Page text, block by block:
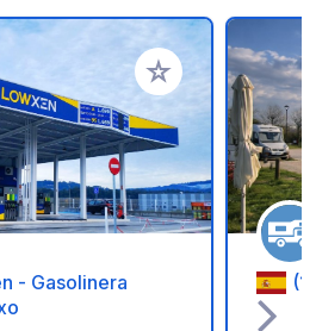
Añadir a tus
- Gasolinera